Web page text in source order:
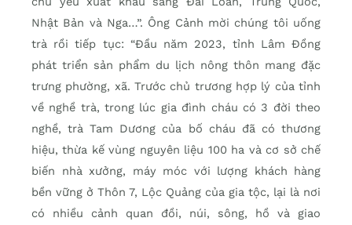
Nhật Bản và Nga…”. Ông Cảnh mời chúng tôi uống
trà rồi tiếp tục: “Đầu năm 2023, tỉnh Lâm Đồng
phát triển sản phẩm du lịch nông thôn mang đặc
trưng phường, xã. Trước chủ trương hợp lý của tỉnh
về nghề trà, trong lúc gia đình cháu có 3 đời theo
nghề, trà Tam Dương của bố cháu đã có thương
hiệu, thừa kế vùng nguyên liệu 100 ha và cơ sở chế
biến nhà xưởng, máy móc với lượng khách hàng
bền vững ở Thôn 7, Lộc Quảng của gia tộc, lại là nơi
có nhiều cảnh quan đồi, núi, sông, hồ và giao